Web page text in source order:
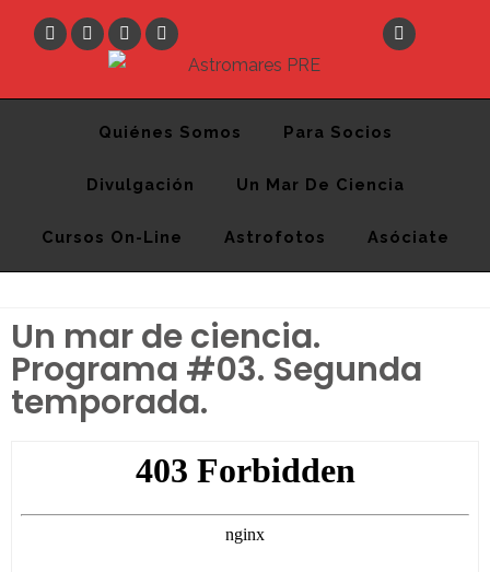
Astromares PRE
Desde 2012 divulgando la Astronomía y la Ciencia
Quiénes Somos Para Socios
Divulgación Un Mar De Ciencia
Cursos On-Line Astrofotos Asóciate
Un mar de ciencia.
Programa #03. Segunda
temporada.